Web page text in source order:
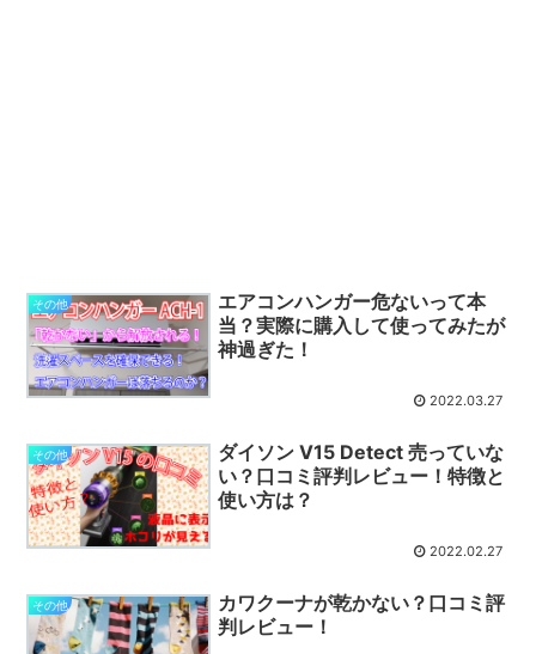
その他
エアコンハンガー危ないって本
当？実際に購入して使ってみたが
神過ぎた！
2022.03.27
その他
ダイソン V15 Detect 売っていな
い？口コミ評判レビュー！特徴と
使い方は？
2022.02.27
その他
カワクーナが乾かない？口コミ評
判レビュー！